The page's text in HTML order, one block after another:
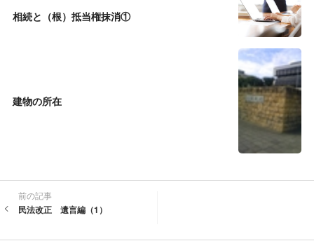
相続と（根）抵当権抹消①
建物の所在
前の記事
民法改正 遺言編（1）